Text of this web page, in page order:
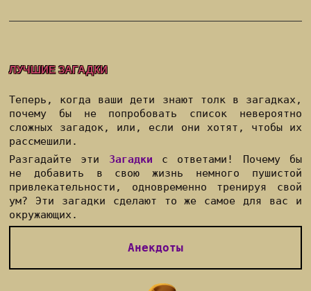
ЛУЧШИЕ ЗАГАДКИ
Теперь, когда ваши дети знают толк в загадках,
почему бы не попробовать список невероятно
сложных загадок, или, если они хотят, чтобы их
рассмешили.
Разгадайте эти Загадки с ответами! Почему бы
не добавить в свою жизнь немного пушистой
привлекательности, одновременно тренируя свой
ум? Эти загадки сделают то же самое для вас и
окружающих.
Анекдоты